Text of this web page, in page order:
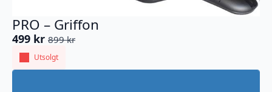
PRO – Griffon
899kr
Opprinnelig
pris
var:
499 kr
Nåværende
pris
er:
Utsolgt